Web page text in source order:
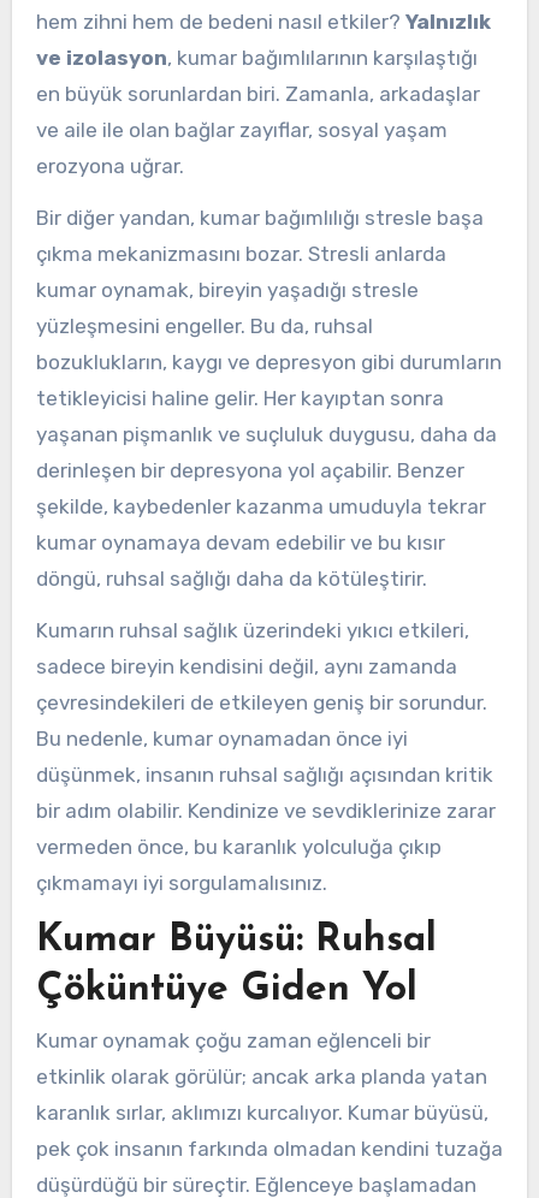
hem zihni hem de bedeni nasıl etkiler? Yalnızlık
ve izolasyon, kumar bağımlılarının karşılaştığı
en büyük sorunlardan biri. Zamanla, arkadaşlar
ve aile ile olan bağlar zayıflar, sosyal yaşam
erozyona uğrar.
Bir diğer yandan, kumar bağımlılığı stresle başa
çıkma mekanizmasını bozar. Stresli anlarda
kumar oynamak, bireyin yaşadığı stresle
yüzleşmesini engeller. Bu da, ruhsal
bozuklukların, kaygı ve depresyon gibi durumların
tetikleyicisi haline gelir. Her kayıptan sonra
yaşanan pişmanlık ve suçluluk duygusu, daha da
derinleşen bir depresyona yol açabilir. Benzer
şekilde, kaybedenler kazanma umuduyla tekrar
kumar oynamaya devam edebilir ve bu kısır
döngü, ruhsal sağlığı daha da kötüleştirir.
Kumarın ruhsal sağlık üzerindeki yıkıcı etkileri,
sadece bireyin kendisini değil, aynı zamanda
çevresindekileri de etkileyen geniş bir sorundur.
Bu nedenle, kumar oynamadan önce iyi
düşünmek, insanın ruhsal sağlığı açısından kritik
bir adım olabilir. Kendinize ve sevdiklerinize zarar
vermeden önce, bu karanlık yolculuğa çıkıp
çıkmamayı iyi sorgulamalısınız.
Kumar Büyüsü: Ruhsal
Çöküntüye Giden Yol
Kumar oynamak çoğu zaman eğlenceli bir
etkinlik olarak görülür; ancak arka planda yatan
karanlık sırlar, aklımızı kurcalıyor. Kumar büyüsü,
pek çok insanın farkında olmadan kendini tuzağa
düşürdüğü bir süreçtir. Eğlenceye başlamadan